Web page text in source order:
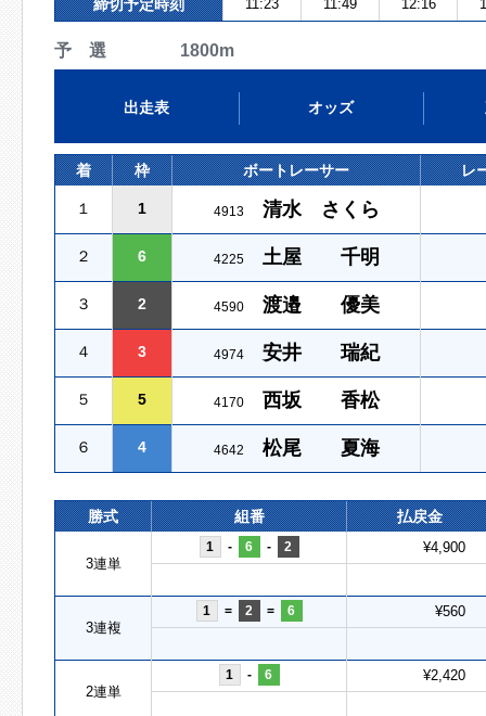
締切予定時刻 11:23 11:49 12:16
予 選 1800m
出走表 オッズ
着 枠 ボートレーサー レ
１ 1 4913 清水 さくら
２ 6 4225 土屋 千明
３ 2 4590 渡邉 優美
４ 3 4974 安井 瑞紀
５ 5 4170 西坂 香松
６ 4 4642 松尾 夏海
勝式 組番 払戻金
3連単
1 - 6 - 2 ¥4,900
3連複
1 = 2 = 6 ¥560
2連単
1 - 6 ¥2,420